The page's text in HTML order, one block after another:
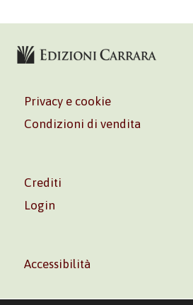
Privacy e cookie
Condizioni di vendita
Crediti
Login
Accessibilità